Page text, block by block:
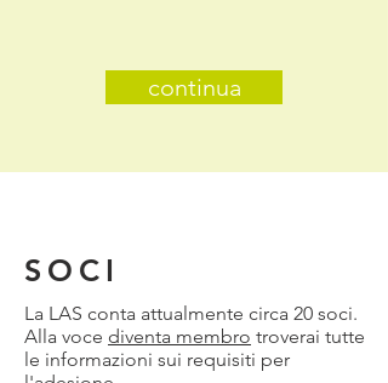
continua
SOCI
La LAS conta attualmente circa 20 soci.
Alla voce diventa membro troverai tutte
le informazioni sui requisiti per